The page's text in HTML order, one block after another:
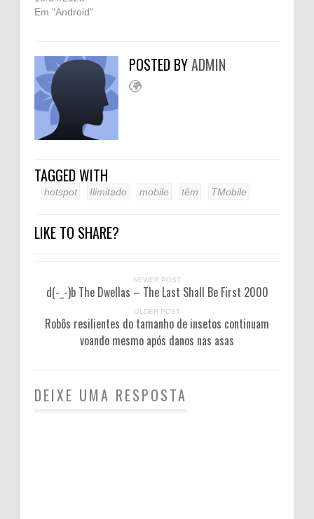
Em "Android"
POSTED BYADMIN
TAGGED WITH
hotspot Ilimitado mobile têm TMobile
LIKE TO SHARE?
NEWER POST
d(-_-)b The Dwellas – The Last Shall Be First 2000
OLDER POST
Robôs resilientes do tamanho de insetos continuam
voando mesmo após danos nas asas
DEIXE UMA RESPOSTA